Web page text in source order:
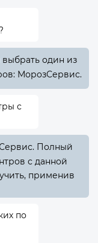
один из
МорозСервис.
с
Полный
с данной
применив
по